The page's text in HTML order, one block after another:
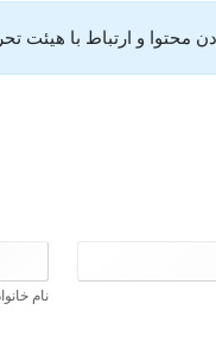
و ارتباط با هیئت
نام